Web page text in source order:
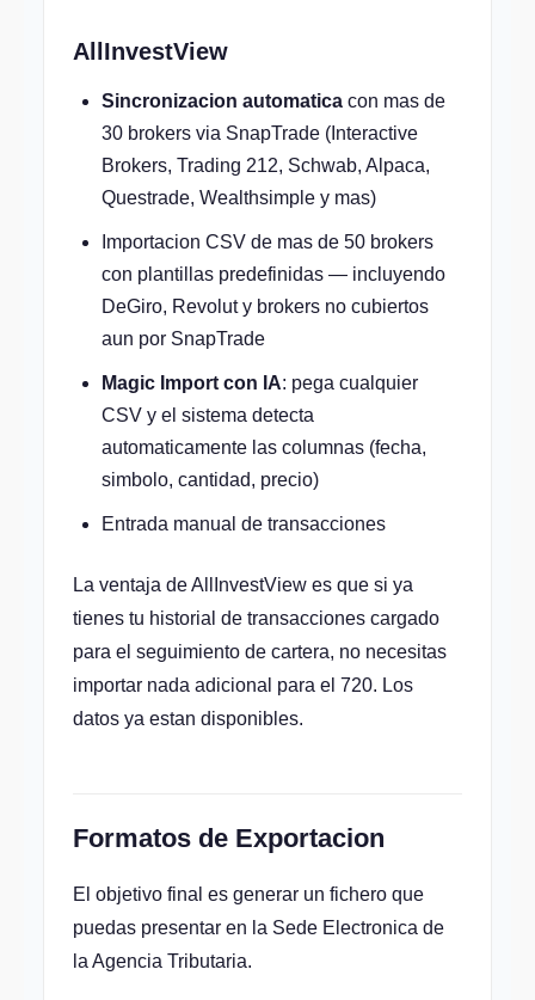
AllInvestView
Sincronizacion automatica con mas de
30 brokers via SnapTrade (Interactive
Brokers, Trading 212, Schwab, Alpaca,
Questrade, Wealthsimple y mas)
Importacion CSV de mas de 50 brokers
con plantillas predefinidas — incluyendo
DeGiro, Revolut y brokers no cubiertos
aun por SnapTrade
Magic Import con IA: pega cualquier
CSV y el sistema detecta
automaticamente las columnas (fecha,
simbolo, cantidad, precio)
Entrada manual de transacciones
La ventaja de AllInvestView es que si ya
tienes tu historial de transacciones cargado
para el seguimiento de cartera, no necesitas
importar nada adicional para el 720. Los
datos ya estan disponibles.
Formatos de Exportacion
El objetivo final es generar un fichero que
puedas presentar en la Sede Electronica de
la Agencia Tributaria.